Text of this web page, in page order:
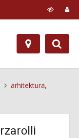
arhitektura,